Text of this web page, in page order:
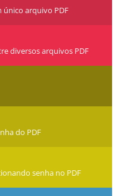
único arquivo PDF
diversos arquivos PDF
do PDF
senha no PDF